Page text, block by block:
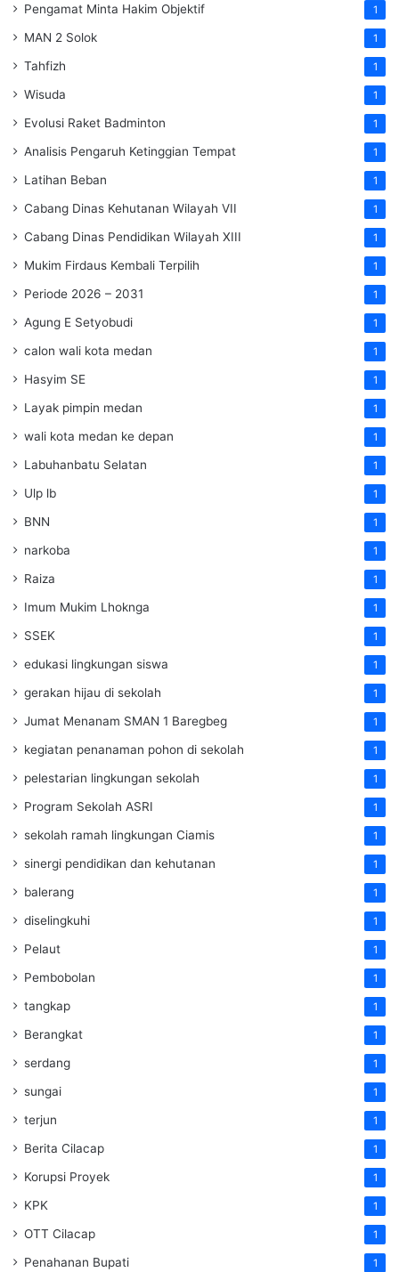
Pengamat Minta Hakim Objektif 1
MAN 2 Solok 1
Tahfizh 1
Wisuda 1
Evolusi Raket Badminton 1
Analisis Pengaruh Ketinggian Tempat 1
Latihan Beban 1
Cabang Dinas Kehutanan Wilayah VII 1
Cabang Dinas Pendidikan Wilayah XIII 1
Mukim Firdaus Kembali Terpilih 1
Periode 2026 – 2031 1
Agung E Setyobudi 1
calon wali kota medan 1
Hasyim SE 1
Layak pimpin medan 1
wali kota medan ke depan 1
Labuhanbatu Selatan 1
Ulp lb 1
BNN 1
narkoba 1
Raiza 1
Imum Mukim Lhoknga 1
SSEK 1
edukasi lingkungan siswa 1
gerakan hijau di sekolah 1
Jumat Menanam SMAN 1 Baregbeg 1
kegiatan penanaman pohon di sekolah 1
pelestarian lingkungan sekolah 1
Program Sekolah ASRI 1
sekolah ramah lingkungan Ciamis 1
sinergi pendidikan dan kehutanan 1
balerang 1
diselingkuhi 1
Pelaut 1
Pembobolan 1
tangkap 1
Berangkat 1
serdang 1
sungai 1
terjun 1
Berita Cilacap 1
Korupsi Proyek 1
KPK 1
OTT Cilacap 1
Penahanan Bupati 1